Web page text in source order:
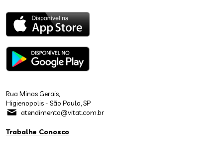
Rua Minas Gerais,
Higienopolis - São Paulo, SP
atendimento@vitat.com.br
Trabalhe Conosco